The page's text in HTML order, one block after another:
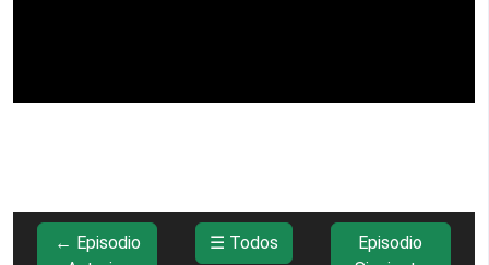
← Episodio
☰ Todos
Episodio